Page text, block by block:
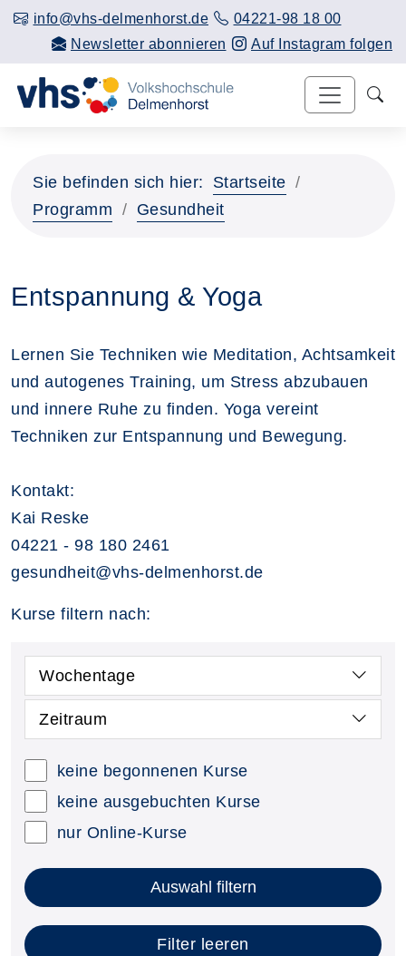
info@vhs-delmenhorst.de
04221-98 18 00
Newsletter abonnieren
Auf Instagram folgen
Sie befinden sich hier:
Startseite
Programm
Gesundheit
Entspannung & Yoga
Lernen Sie Techniken wie Meditation, Achtsamkeit
und autogenes Training, um Stress abzubauen
und innere Ruhe zu finden. Yoga vereint
Techniken zur Entspannung und Bewegung.
Kontakt:
Kai Reske
04221 - 98 180 2461
gesundheit@vhs-delmenhorst.de
Kurse filtern nach:
Wochentage
Zeitraum
keine begonnenen Kurse
keine ausgebuchten Kurse
nur Online-Kurse
Auswahl filtern
Filter leeren